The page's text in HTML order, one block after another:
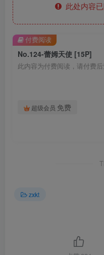
此处内容已
No.124-蕾姆天使 [15P]
此内容为付费阅读，请付费
超级会员 免费
付费阅读
zxkt